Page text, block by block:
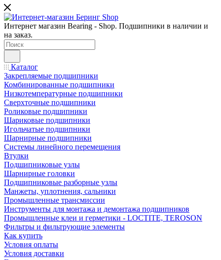
Интернет магазин Bearing - Shop. Подшипники в наличии и
на заказ.
Каталог
Закрепляемые подшипники
Комбинированные подшипники
Низкотемпературные подшипники
Сверхточные подшипники
Роликовые подшипники
Шариковые подшипники
Игольчатые подшипники
Шарнирные подшипники
Системы линейного перемещения
Втулки
Подшипниковые узлы
Шарнирные головки
Подшипниковые разборные узлы
Манжеты, уплотнения, сальники
Промышленные трансмиссии
Инструменты для монтажа и демонтажа подшипников
Промышленные клеи и герметики - LOCTITE, TEROSON
Фильтры и фильтрующие элементы
Как купить
Условия оплаты
Условия доставки